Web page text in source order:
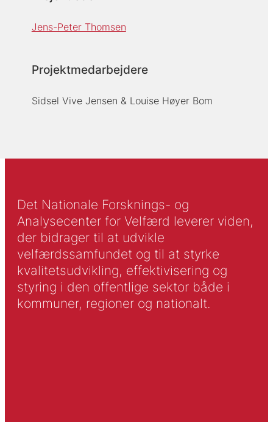
Jens-Peter Thomsen
Projektmedarbejdere
Sidsel Vive Jensen Louise Høyer Bom
Det Nationale Forsknings- og
Analysecenter for Velfærd leverer viden,
der bidrager til at udvikle
velfærdssamfundet og til at styrke
kvalitetsudvikling, effektivisering og
styring i den offentlige sektor både i
kommuner, regioner og nationalt.